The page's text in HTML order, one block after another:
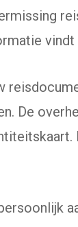
vindt
De